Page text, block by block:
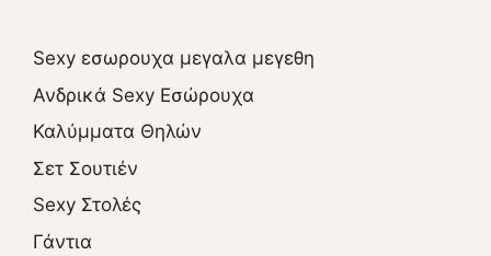
Sexy εσωρουχα μεγαλα μεγεθη
Ανδρικά Sexy Εσώρουχα
Καλύμματα Θηλών
Σετ Σουτιέν
Sexy Στολές
Γάντια